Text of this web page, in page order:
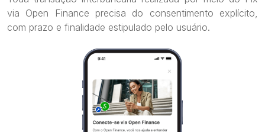
via Open Finance precisa do consentimento explícito,
com prazo e finalidade estipulado pelo usuário.